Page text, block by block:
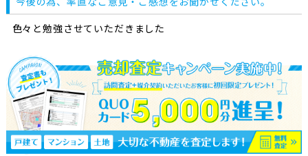
色々と勉強させていただきました